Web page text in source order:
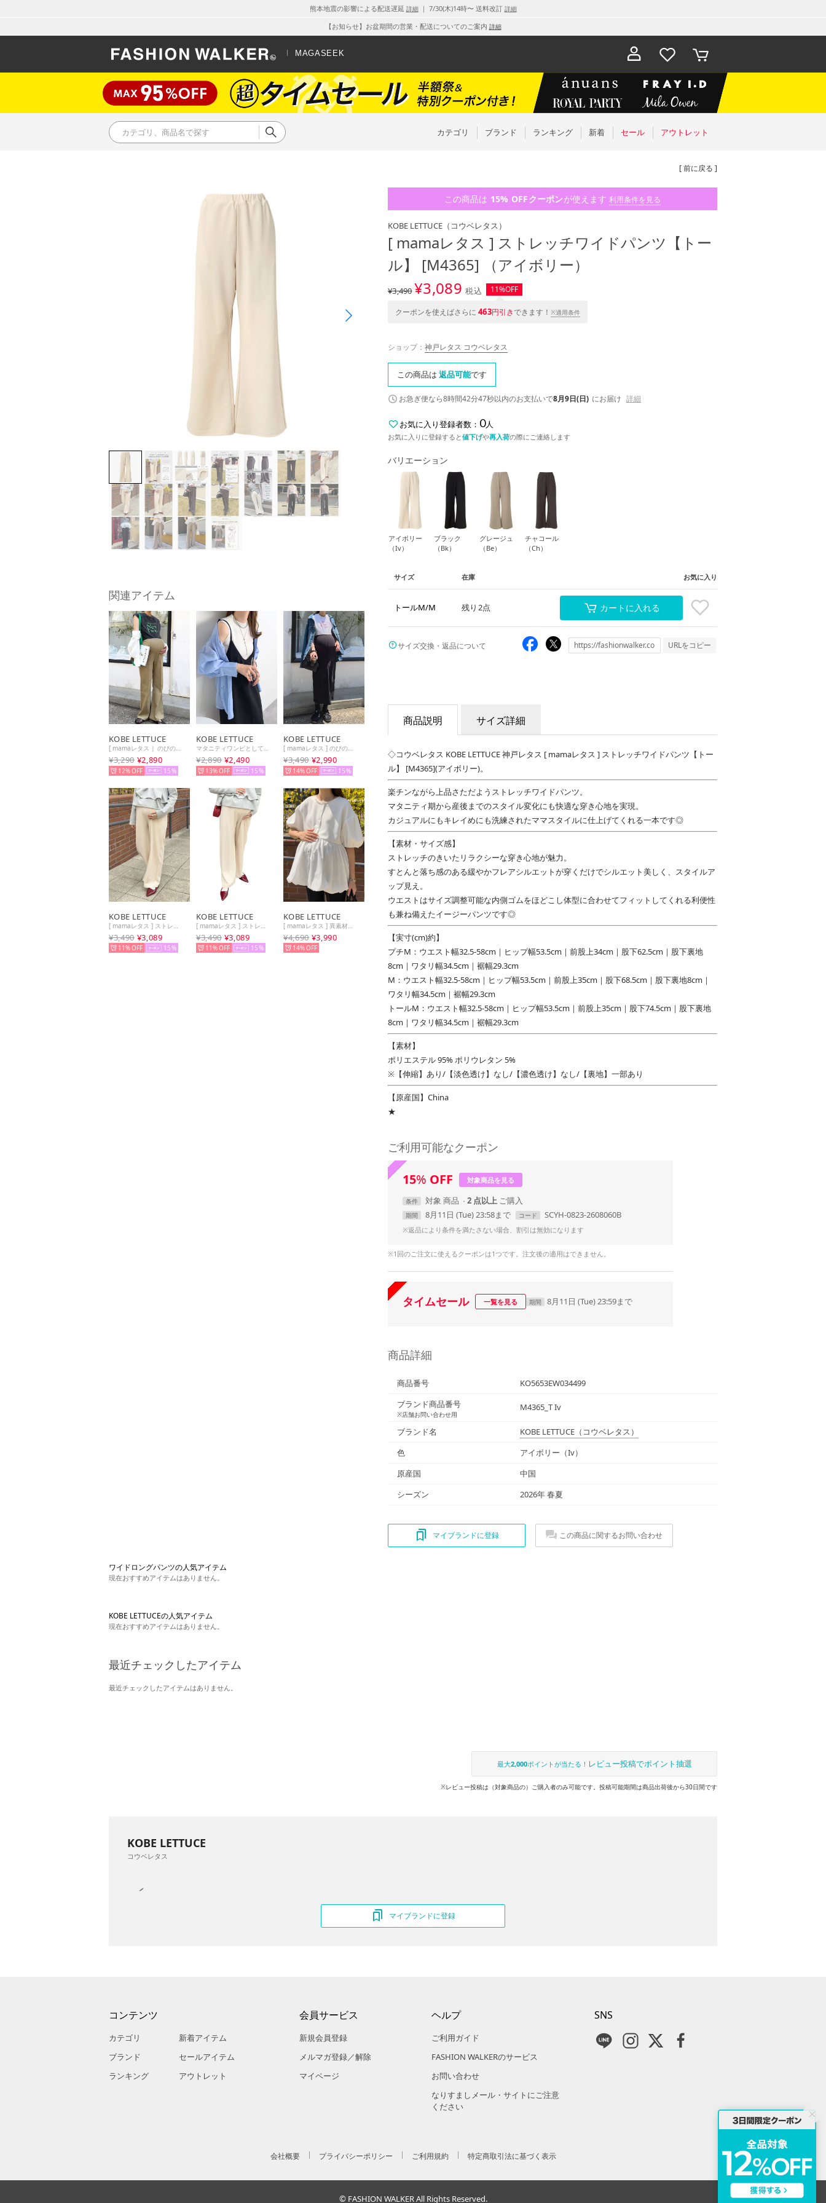
熊本地震の影響による配送遅延 詳細｜ 7/30(木)14時〜 送料改訂 詳細
【お知らせ】お盆期間の営業・配送についてのご案内 詳細
MAGASEEK
お気に入
り
カート
カテゴリ ブランド ランキング 新着 セール アウトレット
[ 前に戻る ]
関連アイテム
KOBE LETTUCE
[ mamaレタス ］のびのびストレッチセンターラインマタニティパンツ [M2833]（ベージュ）
¥3,290 ¥2,890
12% 15
KOBE LETTUCE
マタニティワンピとしても使える Vネックロングキャミワンピース【ノーマル】 [E2802] （ブラック）
¥2,890 ¥2,490
13% 15
KOBE LETTUCE
[ mamaレタス ] のびのびストレッチマタニティタイトスカート [M3867] （ブラック）
¥3,490 ¥2,990
14% 15
KOBE LETTUCE
¥3,490 ¥3,089
11% 15
KOBE LETTUCE
¥3,490 ¥3,089
11% 15
KOBE LETTUCE
¥4,690 ¥3,990
14%
この商品は 15% OFFクーポンが使えます 利用条件を見る
KOBE LETTUCE （コウベレタス）
[ mamaレタス ] ストレッチワイドパンツ【トー
ル】 [M4365] （アイボリー）
¥3,490¥3,089 税込 11%OFF
クーポンを使えばさらに 463円引きできます！ ※適用条件
ショップ： 神戸レタス コウベレタス
この商品は 返品可能です
お急ぎ便なら8時間42分47秒以内のお支払いで8月9日(日) にお届け 詳細
お気に入り登録者数： 0人
お気に入りに登録すると値下げや再入荷の際にご連絡します
バリエーション
アイボリー
（Iv）
ブラック
（Bk）
グレージュ
（Be）
チャコール
（Ch）
サイズ 在庫 お気に入り
トールM/M 残り2点 カートに入れる
サイズ交換・返品について URLをコピー
商品説明 サイズ詳細
◇コウベレタス KOBE LETTUCE 神戸レタス [ mamaレタス ] ストレッチワイドパンツ【トー
ル】 [M4365](アイボリー)。
楽チンながら上品さただようストレッチワイドパンツ。
マタニティ期から産後までのスタイル変化にも快適な穿き心地を実現。
カジュアルにもキレイめにも洗練されたママスタイルに仕上げてくれる一本です◎
【素材・サイズ感】
ストレッチのきいたリラクシーな穿き心地が魅力。
すとんと落ち感のある緩やかフレアシルエットが穿くだけでシルエット美しく、スタイルア
ップ見え。
ウエストはサイズ調整可能な内側ゴムをほどこし体型に合わせてフィットしてくれる利便性
も兼ね備えたイージーパンツです◎
【実寸(cm)約】
プチM：ウエスト幅32.5-58cm｜ヒップ幅53.5cm｜前股上34cm｜股下62.5cm｜股下裏地
8cm｜ワタリ幅34.5cm｜裾幅29.3cm
M：ウエスト幅32.5-58cm｜ヒップ幅53.5cm｜前股上35cm｜股下68.5cm｜股下裏地8cm｜
ワタリ幅34.5cm｜裾幅29.3cm
トールM：ウエスト幅32.5-58cm｜ヒップ幅53.5cm｜前股上35cm｜股下74.5cm｜股下裏地
8cm｜ワタリ幅34.5cm｜裾幅29.3cm
【素材】
ポリエステル 95% ポリウレタン 5%
※【伸縮】あり/【淡色透け】なし/【濃色透け】なし/【裏地】一部あり
【原産国】China
★
ご利用可能なクーポン
15% OFF 対象商品を見る
条件 対象 商品 2 点以上
期間 8月11日 (Tue) 23:58まで コード SCYH-0823-2608060B
※返品により条件を満たさない場合、割引は無効になります
※1回のご注文に使えるクーポンは1つです。注文後の適用はできません。
タイムセール 一覧を見る 期間 8月11日 (Tue) 23:59まで
商品詳細
商品番号
KO5653EW034499
ブランド商品番号
※店舗お問い合わせ用
M4365_T Iv
ブランド名 KOBE LETTUCE （コウベレタス）
色
アイボリー（Iv）
原産国
中国
シーズン
2026年 春夏
マイブランドに登録 この商品に関するお問い合わせ
ワイドロングパンツの人気アイテム
現在おすすめアイテムはありません。
KOBE LETTUCEの人気アイテム
現在おすすめアイテムはありません。
最近チェックしたアイテム
最近チェックしたアイテムはありません。
最大2,000ポイントが当たる！ レビュー投稿でポイント抽選
※レビュー投稿は（対象商品の）ご購入者のみ可能です。投稿可能期間は商品出荷後から30日間です
KOBE LETTUCE
コウベレタス
マイブランドに登録
コンテンツ
カテゴリ
ブランド
ランキング
新着アイテム
セールアイテム
アウトレット
会員サービス
新規会員登録
メルマガ登録／解除
マイページ
ヘルプ
ご利用ガイド
FASHION WALKERのサービス
お問い合わせ
なりすましメール・サイトにご注意
ください
SNS
会社概要 プライバシーポリシー ご利用規約 特定商取引法に基づく表示
© FASHION WALKER All Rights Reserved.